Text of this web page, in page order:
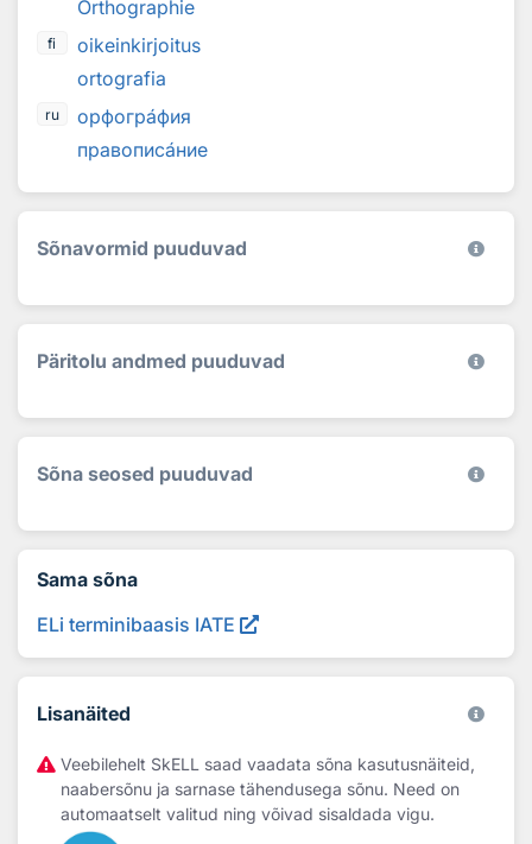
Orthographie
fi
oikeinkirjoitus
ortografia
ru орфография
прaвопиcание
Sõnavormid puuduvad
Päritolu andmed puuduvad
Sõna seosed puuduvad
Sama sõna
ELi terminibaasis IATE
Lisanäited
Veebilehelt SkELL saad vaadata sõna kasutusnäiteid,
naabersõnu ja sarnase tähendusega sõnu. Need on
automaatselt valitud ning võivad sisaldada vigu.